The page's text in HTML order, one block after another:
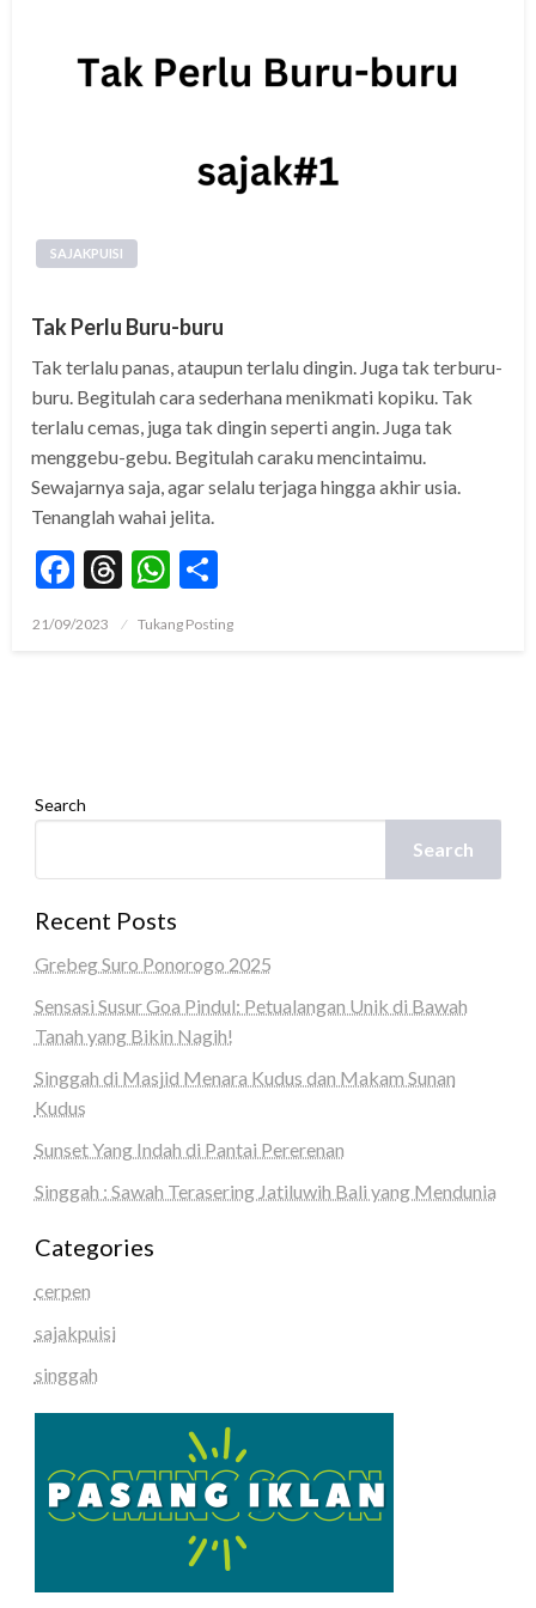
SAJAKPUISI
Tak Perlu Buru-buru
Tak terlalu panas, ataupun terlalu dingin. Juga tak terburu-
buru. Begitulah cara sederhana menikmati kopiku. Tak
terlalu cemas, juga tak dingin seperti angin. Juga tak
menggebu-gebu. Begitulah caraku mencintaimu.
Sewajarnya saja, agar selalu terjaga hingga akhir usia.
Tenanglah wahai jelita.
Facebook
Threads
WhatsApp
Posted
21/09/2023 Tukang Posting
Search
Search
Recent Posts
Grebeg Suro Ponorogo 2025
Sensasi Susur Goa Pindul: Petualangan Unik di Bawah
Tanah yang Bikin Nagih!
Singgah di Masjid Menara Kudus dan Makam Sunan
Kudus
Sunset Yang Indah di Pantai Pererenan
Singgah : Sawah Terasering Jatiluwih Bali yang Mendunia
Categories
cerpen
sajakpuisi
singgah